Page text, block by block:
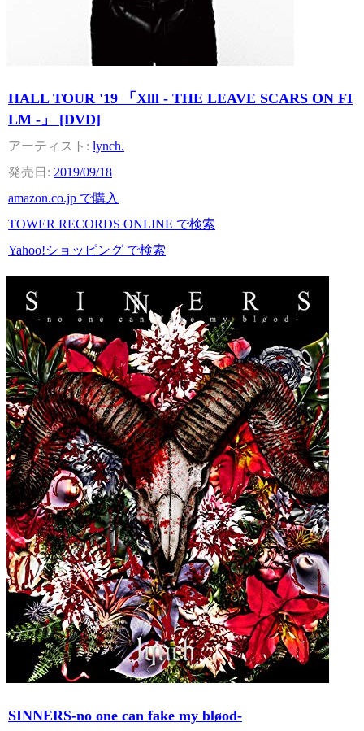
HALL TOUR '19 「Xlll - THE LEAVE SCARS ON FI
LM -」 [DVD]
lynch.
2019/09/18
amazon.co.jp で購入
TOWER RECORDS ONLINE で検索
Yahoo!ショッピング で検索
SINNERS-no one can fake my bløod-